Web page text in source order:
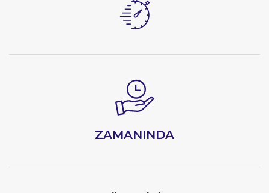
ZAMANINDA